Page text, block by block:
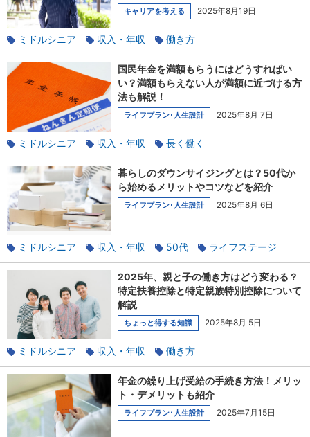
キャリアを考える 2025年8月19日
ミドルシニア 収入・年収
働き方
パート・アルバイト
定年
国民年金を満額もらうにはどうすればい
い？満額もらえない人が満額に近づける方
法も解説！
ライフプラン･人生設計 2025年8月 7日
ミドルシニア 収入・年収
長く働く
使える税金の知識
暮らしのダウンサイジングとは？50代か
ら始めるメリットやコツなどを紹介
ライフプラン･人生設計 2025年8月 6日
ミドルシニア 収入・年収 50代
ライフステージ
家族と相談
貯蓄
2025年、親と子の働き方はどう変わる？
特定扶養控除と特定親族特別控除について
解説
ちょっと得する知識 2025年8月 5日
ミドルシニア 収入・年収
働き方
パート・アルバイト
年金の繰り上げ受給の手続き方法！メリッ
ト・デメリットも紹介
ライフプラン･人生設計 2025年7月15日